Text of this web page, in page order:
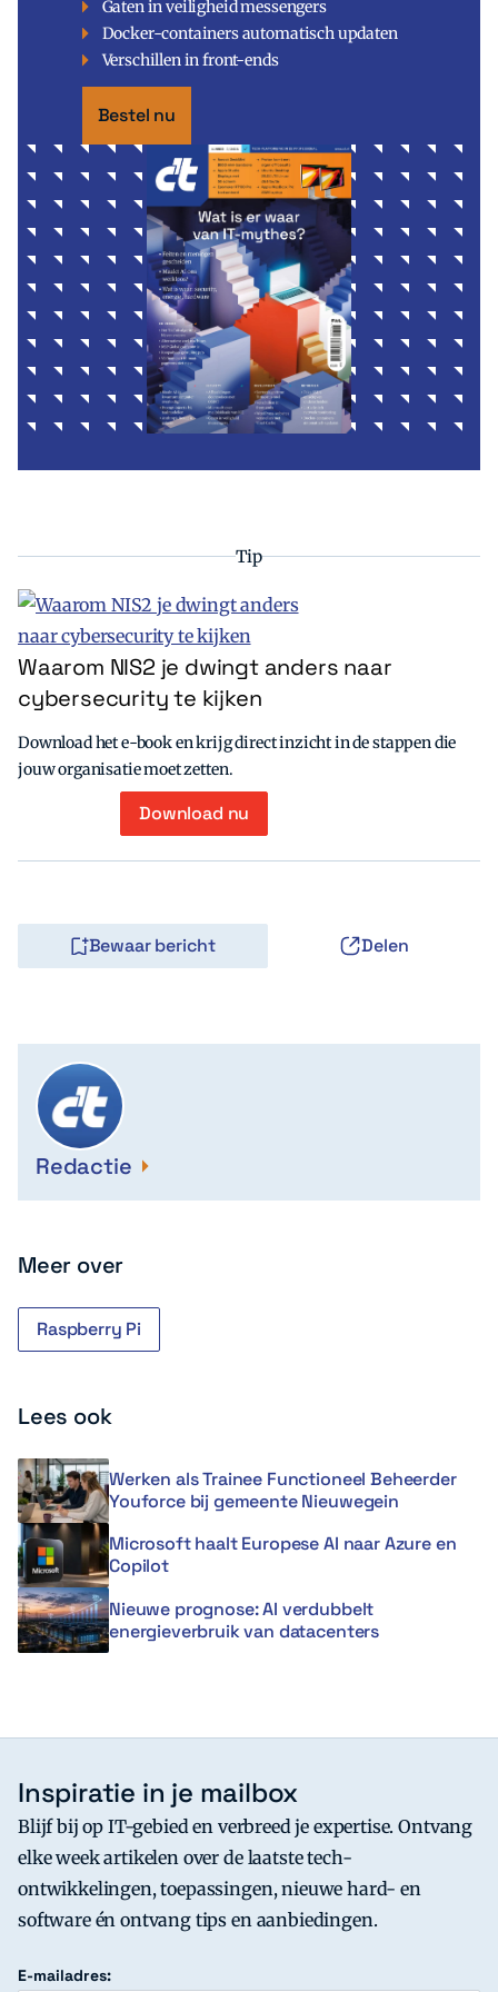
Gaten in veiligheid messengers
Docker-containers automatisch updaten
Verschillen in front-ends
Bestel nu
Tip
Waarom NIS2 je dwingt anders naar
cybersecurity te kijken
Download het e-book en krijg direct inzicht in de stappen die
jouw organisatie moet zetten.
Download nu
Bewaar bericht Delen
Redactie
Meer over
Raspberry Pi
Lees ook
Werken als Trainee Functioneel Beheerder
Youforce bij gemeente Nieuwegein
Microsoft haalt Europese AI naar Azure en
Copilot
Nieuwe prognose: AI verdubbelt
energieverbruik van datacenters
Inspiratie in je mailbox
Blijf bij op IT-gebied en verbreed je expertise. Ontvang
elke week artikelen over de laatste tech-
ontwikkelingen, toepassingen, nieuwe hard- en
software én ontvang tips en aanbiedingen.
E-mailadres: